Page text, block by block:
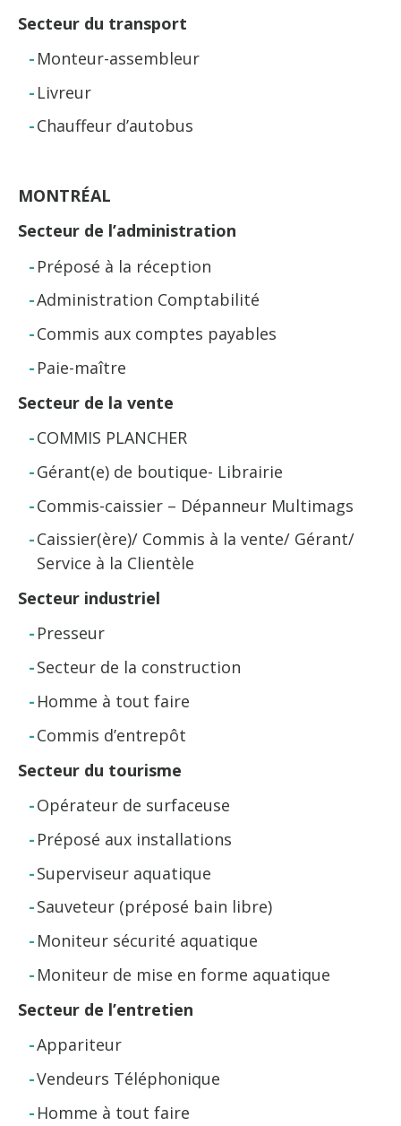
Secteur du transport
Monteur-assembleur
Livreur
Chauffeur d’autobus
MONTRÉAL
Secteur de l’administration
Préposé à la réception
Administration Comptabilité
Commis aux comptes payables
Paie-maître
Secteur de la vente
COMMIS PLANCHER
Gérant(e) de boutique- Librairie
Commis-caissier – Dépanneur Multimags
Caissier(ère)/ Commis à la vente/ Gérant/
Service à la Clientèle
Secteur industriel
Presseur
Secteur de la construction
Homme à tout faire
Commis d’entrepôt
Secteur du tourisme
Opérateur de surfaceuse
Préposé aux installations
Superviseur aquatique
Sauveteur (préposé bain libre)
Moniteur sécurité aquatique
Moniteur de mise en forme aquatique
Secteur de l’entretien
Appariteur
Vendeurs Téléphonique
Homme à tout faire